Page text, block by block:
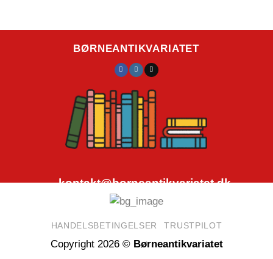
BØRNEANTIKVARIATET
kontakt@borneantikvariatet.dk
HANDELSBETINGELSER TRUSTPILOT
Copyright 2026 © Børneantikvariatet